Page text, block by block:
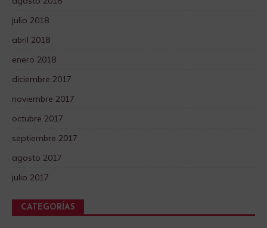
julio 2018
abril 2018
enero 2018
diciembre 2017
noviembre 2017
octubre 2017
septiembre 2017
agosto 2017
julio 2017
CATEGORÍAS